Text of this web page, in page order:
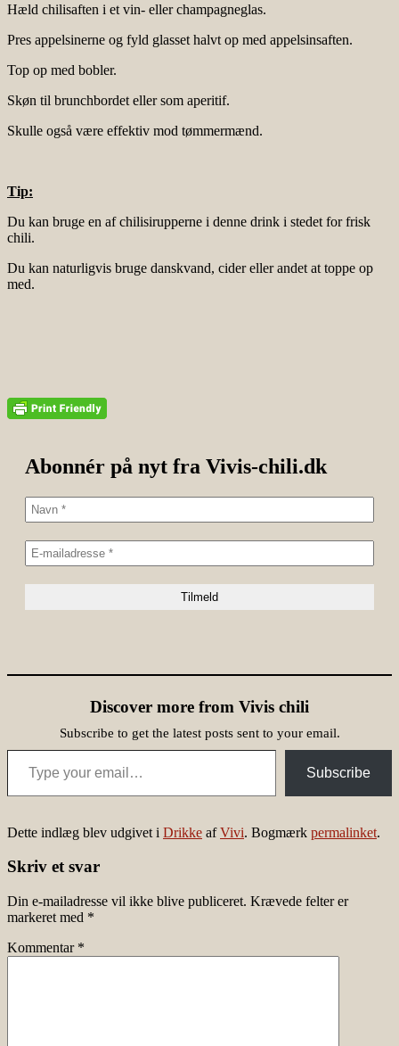
Hæld chilisaften i et vin- eller champagneglas.
Pres appelsinerne og fyld glasset halvt op med appelsinsaften.
Top op med bobler.
Skøn til brunchbordet eller som aperitif.
Skulle også være effektiv mod tømmermænd.
Tip:
Du kan bruge en af chilisirupperne i denne drink i stedet for frisk
chili.
Du kan naturligvis bruge danskvand, cider eller andet at toppe op
med.
Abonnér på nyt fra Vivis-chili.dk
Discover more from Vivis chili
Subscribe to get the latest posts sent to your email.
Type your email…
Subscribe
Dette indlæg blev udgivet i Drikke afVivi. Bogmærk permalinket.
Skriv et svar
Din e-mailadresse vil ikke blive publiceret. Krævede felter er
markeret med *
Kommentar *